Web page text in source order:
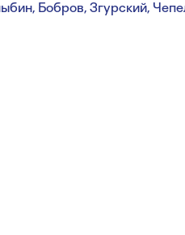
Бобров, Згурский,